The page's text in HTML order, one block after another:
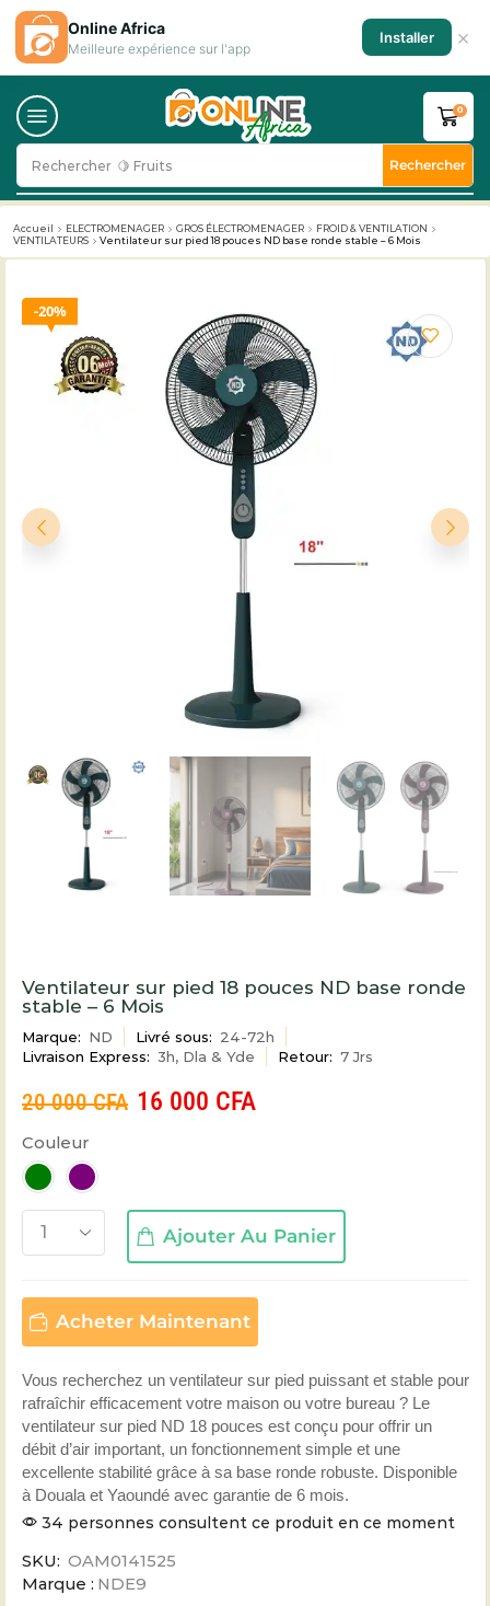
Rechercher 🥛 Milk Rechercher
0
Accueil ELECTROMENAGER GROS ÉLECTROMENAGER
FROID & VENTILATION
VENTILATEURS
Ventilateur sur pied 18 pouces ND base ronde stable – 6 Mois
20%
Ventilateur sur pied 18 pouces ND base ronde
stable – 6 Mois
Marque: ND Livré sous: 24-72h
Livraison Express: 3h, Dla & Yde Retour: 7 Jrs
20 000CFA 16 000 CFA
Couleur
Ajouter Au Panier
Acheter Maintenant
Vous recherchez un ventilateur sur pied puissant et stable pour
rafraîchir efficacement votre maison ou votre bureau ? Le
ventilateur sur pied ND 18 pouces est conçu pour offrir un
débit d’air important, un fonctionnement simple et une
excellente stabilité grâce à sa base ronde robuste. Disponible
à Douala et Yaoundé avec garantie de 6 mois.
34 personnes consultent ce produit en ce moment
SKU: OAM0141525
Marque : NDE9
Online Africa
Meilleure expérience sur l'app
Installer ×